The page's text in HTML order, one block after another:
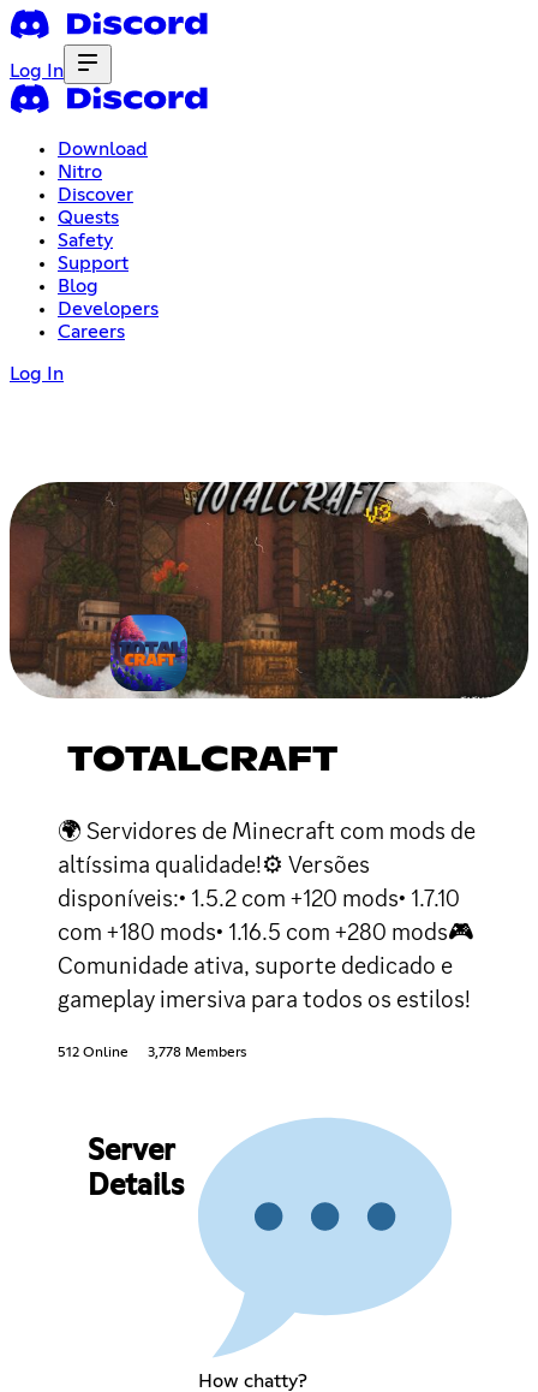
Log In
Download
Nitro
Discover
Quests
Safety
Support
Blog
Developers
Careers
Log In
TOTALCRAFT
🌍 Servidores de Minecraft com mods de
altíssima qualidade!⚙ Versões
disponíveis:• 1.5.2 com +120 mods• 1.7.10
com +180 mods• 1.16.5 com +280 mods🎮
Comunidade ativa, suporte dedicado e
gameplay imersiva para todos os estilos!
512 Online 3,778 Members
Server
Details
How chatty?